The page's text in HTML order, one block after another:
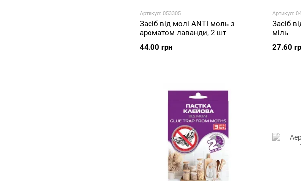
Артикул: 053305
Засіб від молі ANTI моль з
ароматом лаванди, 2 шт
44.00 грн
Артикул:
Засіб
міль
27.60